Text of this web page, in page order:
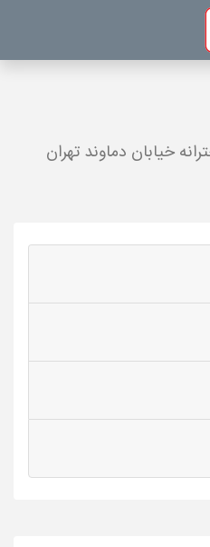
خیابان دماوند تهران